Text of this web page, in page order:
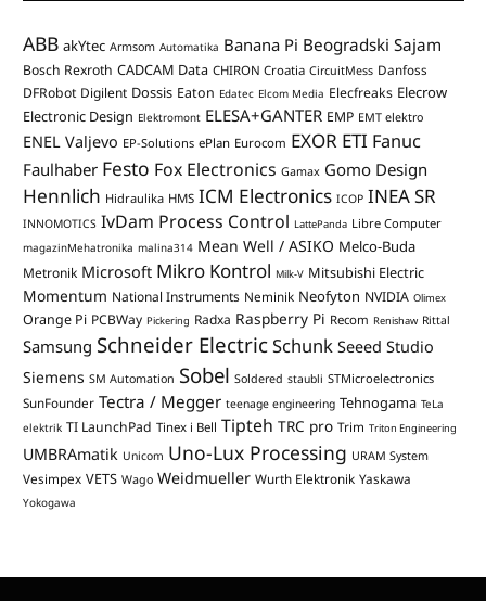
ABB akYtec Armsom Automatika Banana Pi Beogradski Sajam
Bosch Rexroth CADCAM Data CHIRON Croatia CircuitMess Danfoss
DFRobot Digilent Dossis Eaton Edatec Elcom Media Elecfreaks Elecrow
Electronic Design Elektromont ELESA+GANTER EMP EMT elektro
ENEL Valjevo EP-Solutions ePlan Eurocom EXOR ETI Fanuc
Faulhaber Festo Fox Electronics Gamax Gomo Design
Hennlich Hidraulika HMS ICM Electronics ICOP INEA SR
INNOMOTICS IvDam Process Control LattePanda Libre Computer
magazinMehatronika malina314 Mean Well / ASIKO Melco-Buda
Metronik Microsoft Mikro Kontrol Milk-V Mitsubishi Electric
Momentum National Instruments Neminik Neofyton NVIDIA Olimex
Orange Pi PCBWay Pickering Radxa Raspberry Pi Recom Renishaw Rittal
Samsung Schneider ElectricSchunk Seeed Studio
Siemens SM Automation Sobel Soldered staubli STMicroelectronics
SunFounder Tectra / Megger teenage engineering Tehnogama TeLa
elektrik TI LaunchPad Tinex i Bell Tipteh TRC pro Trim Triton Engineering
UMBRAmatik Unicom Uno-Lux Processing URAM System
Vesimpex VETS Wago Weidmueller Wurth Elektronik Yaskawa
Yokogawa